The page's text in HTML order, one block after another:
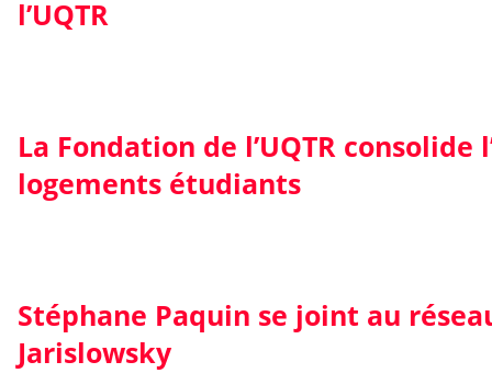
l’UQTR
La Fondation de l’UQTR consolide
logements étudiants
Stéphane Paquin se joint au
Jarislowsky